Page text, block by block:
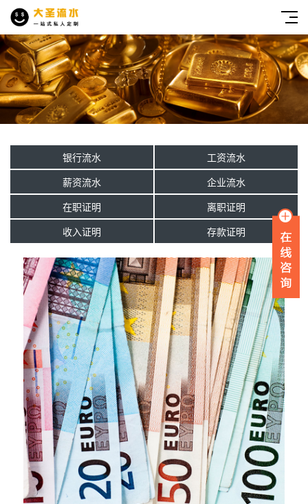
银行流水
工资流水
薪资流水
企业流水
在职证明
离职证明
收入证明
存款证明